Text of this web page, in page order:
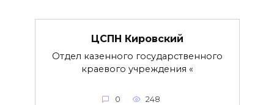
ЦСПН Кировский
Отдел казенного государственного
краевого учреждения «
0 248